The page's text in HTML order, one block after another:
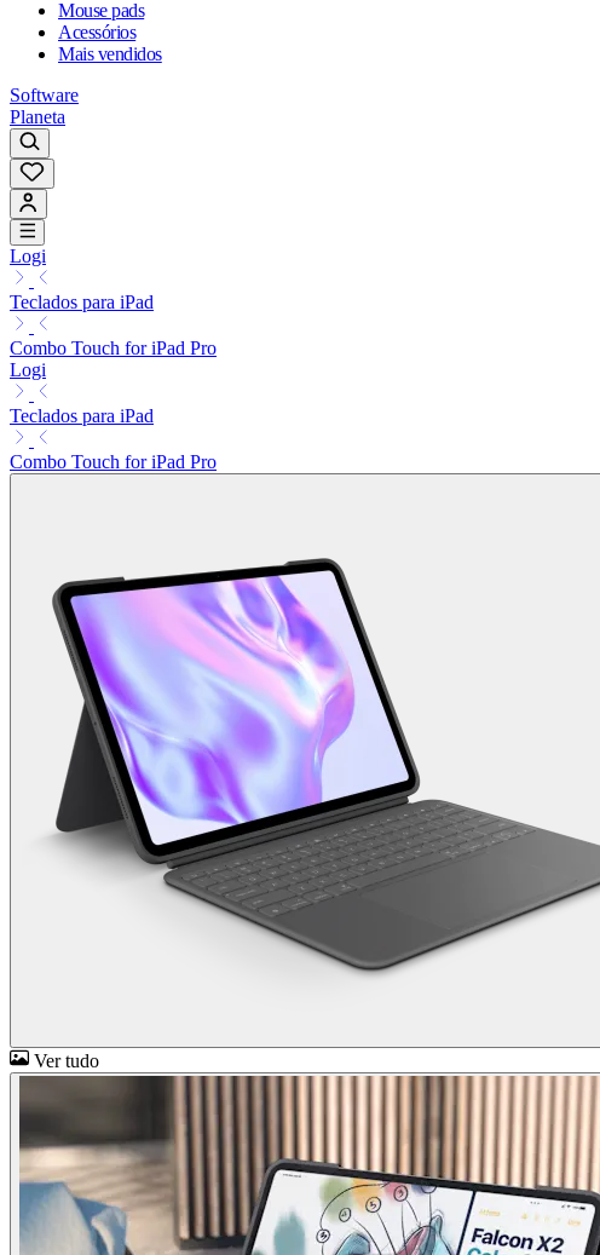
Mouse pads
Acessórios
Mais vendidos
Software
Planeta
Logi
Teclados para iPad
Combo Touch for iPad Pro
Logi
Teclados para iPad
Combo Touch for iPad Pro
Ver tudo